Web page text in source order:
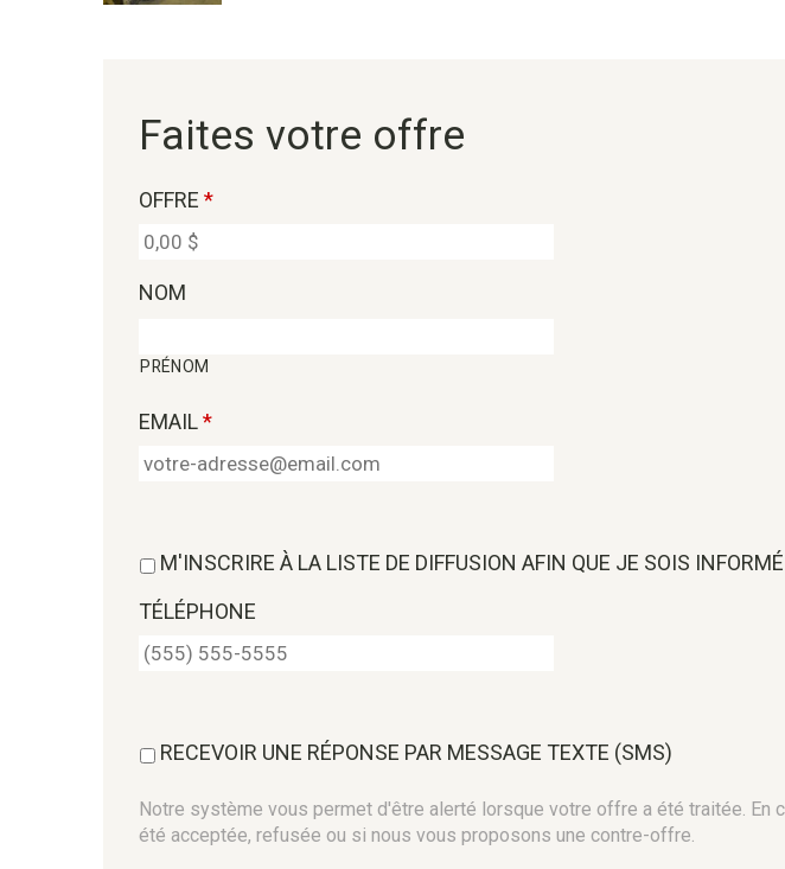
Faites votre offre
OFFRE *
NOM
PRÉNOM
EMAIL*
M'INSCRIRE À LA LISTE DE DIFFUSION AFIN QUE JE SOIS
TÉLÉPHONE
RECEVOIR UNE RÉPONSE PAR MESSAGE TEXTE (SMS)
Notre système vous permet d'être alerté lorsque votre offre a été traitée.
été acceptée, refusée ou si nous vous proposons une contre-offre.